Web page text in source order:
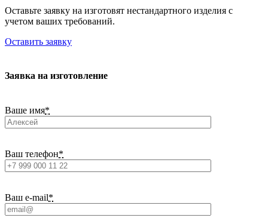
Оставьте заявку на изготовят нестандартного изделия с
учетом ваших требований.
Оставить заявку
Заявка на изготовление
Ваше имя*
Ваш телефон*
Ваш e-mail*